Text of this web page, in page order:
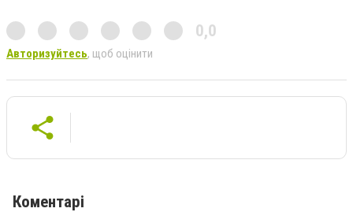
0,0
Авторизуйтесь, щоб оцінити
Коментарі